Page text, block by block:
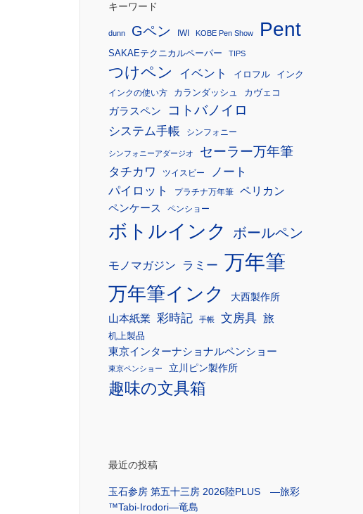
キーワード
dunn Gペン IWI KOBE Pen Show Pent
SAKAEテクニカルペーパー TIPS
つけペン イベント イロフル インク
インクの使い方 カランダッシュ カヴェコ
ガラスペン コトバノイロ
システム手帳 シンフォニー
シンフォニーアダージオ セーラー万年筆
タチカワ ツイスビー
ノート
パイロット
プラチナ万年筆 ペリカン
ペンケース ペンショー
ボトルインク ボールペン
モノマガジン ラミー 万年筆
万年筆インク
大西製作所
山本紙業
彩時記 手帳 文房具 旅
机上製品
東京インターナショナルペンショー
東京ペンショー 立川ピン製作所
趣味の文具箱
最近の投稿
玉石参房 第五十三房 2026陸PLUS ―旅彩
™Tabi-Irodori―竜島